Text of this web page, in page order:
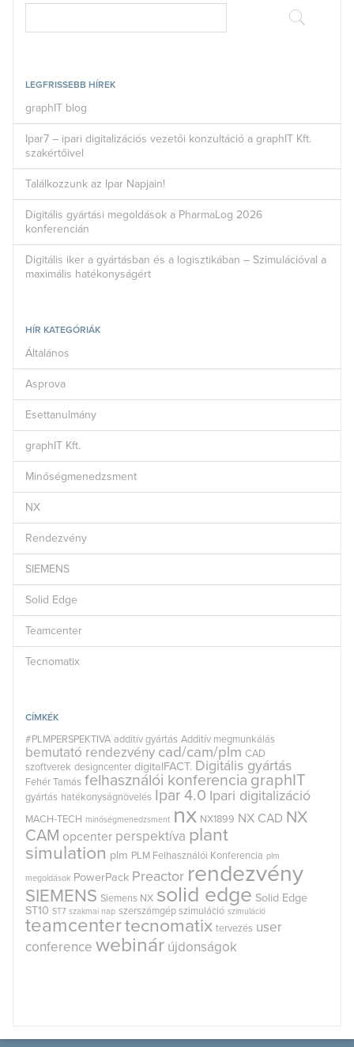
LEGFRISSEBB HÍREK
graphIT blog
Ipar7 – ipari digitalizációs vezetői konzultáció a graphIT Kft.
szakértőivel
Találkozzunk az Ipar Napjain!
Digitális gyártási megoldások a PharmaLog 2026
konferencián
Digitális iker a gyártásban és a logisztikában – Szimulációval a
maximális hatékonyságért
HÍR KATEGÓRIÁK
Általános
Asprova
Esettanulmány
graphIT Kft.
Minőségmenedzsment
NX
Rendezvény
SIEMENS
Solid Edge
Teamcenter
Tecnomatix
CÍMKÉK
#PLMPERSPEKTIVA additív gyártás Additív megmunkálás
bemutató rendezvény cad/cam/plm CAD
szoftverek designcenter digitalFACT. Digitális gyártás
Fehér Tamás felhasználói konferencia graphIT
gyártás hatékonyságnövelés Ipar 4.0 Ipari digitalizáció
MACH-TECH minőségmenedzsment nx NX1899 NX CAD NX
CAM opcenter perspektíva plant
simulation plm PLM Felhasználói Konferencia plm
megoldások PowerPack Preactor rendezvény
SIEMENS Siemens NX solid edge Solid Edge
ST10 ST7 szakmai nap szerszámgép szimuláció szimuláció
teamcentertecnomatix tervezés user
conference webinár újdonságok